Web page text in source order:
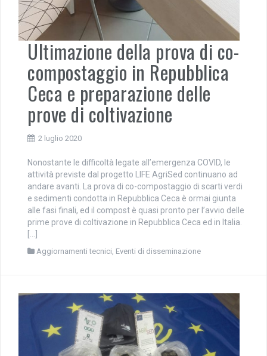
Ultimazione della prova di co-
compostaggio in Repubblica
Ceca e preparazione delle
prove di coltivazione
2 luglio 2020
Nonostante le difficoltà legate all’emergenza COVID, le
attività previste dal progetto LIFE AgriSed continuano ad
andare avanti. La prova di co-compostaggio di scarti verdi
e sedimenti condotta in Repubblica Ceca è ormai giunta
alle fasi finali, ed il compost è quasi pronto per l’avvio delle
prime prove di coltivazione in Repubblica Ceca ed in Italia.
[…]
Aggiornamenti tecnici, Eventi di disseminazione